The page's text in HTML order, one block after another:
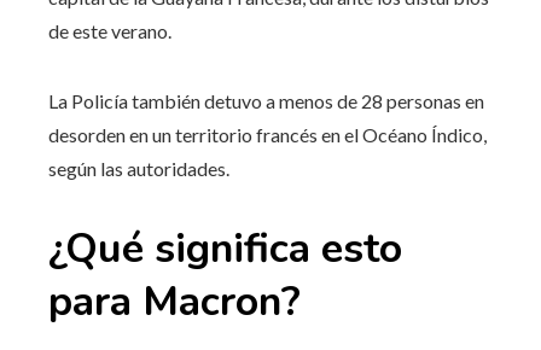
de este verano.
La Policía también detuvo a menos de 28 personas en
desorden en un territorio francés en el Océano Índico,
según las autoridades.
¿Qué significa esto
para Macron?